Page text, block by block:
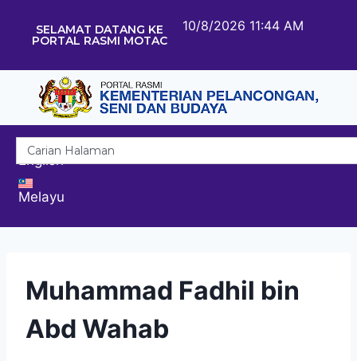
SELAMAT DATANG KE
PORTAL RASMI MOTAC
10/8/2026 11:44 AM
English
Melayu
Muhammad Fadhil bin
Abd Wahab